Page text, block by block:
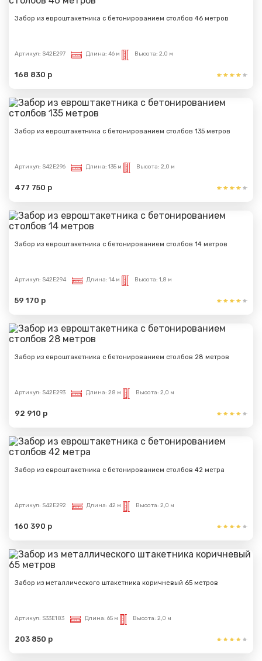
Забор из евроштакетника с бетонированием столбов 46 метров
Артикул: S42E297 Длина: 46 м Высота: 2,0 м
168 830 р
Забор из евроштакетника с бетонированием столбов 135 метров
Артикул: S42E296 Длина: 135 м Высота: 2,0 м
477 750 р
Забор из евроштакетника с бетонированием столбов 14 метров
Артикул: S42E294 Длина: 14 м Высота: 1,8 м
59 170 р
Забор из евроштакетника с бетонированием столбов 28 метров
Артикул: S42E293 Длина: 28 м Высота: 2,0 м
92 910 р
Забор из евроштакетника с бетонированием столбов 42 метра
Артикул: S42E292 Длина: 42 м Высота: 2,0 м
160 390 р
Забор из металлического штакетника коричневый 65 метров
Артикул: S33E183 Длина: 65 м Высота: 2,0 м
203 850 р